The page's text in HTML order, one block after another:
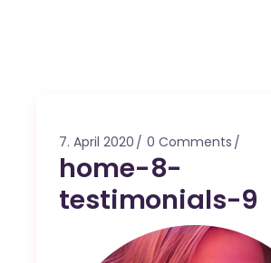
7. April 2020 0 Comments
home-8-
testimonials-9